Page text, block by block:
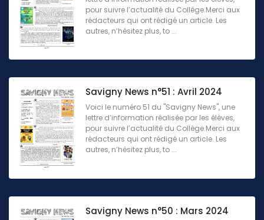
pour suivre l’actualité du Collège.Merci aux
rédacteurs qui ont rédigé un article. Les
autres, n’hésitez plus, to ...
Savigny News n°51 : Avril 2024
Voici le numéro 51 du "Savigny News", une
lettre d’information réalisée par les élèves,
pour suivre l’actualité du Collège.Merci aux
rédacteurs qui ont rédigé un article. Les
autres, n’hésitez plus, to ...
Savigny News n°50 : Mars 2024